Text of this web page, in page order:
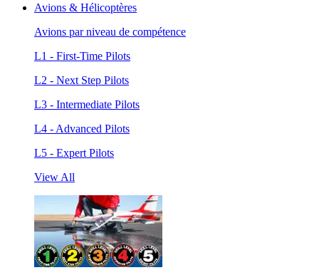
Avions & Hélicoptères
Avions par niveau de compétence
L1 - First-Time Pilots
L2 - Next Step Pilots
L3 - Intermediate Pilots
L4 - Advanced Pilots
L5 - Expert Pilots
View All